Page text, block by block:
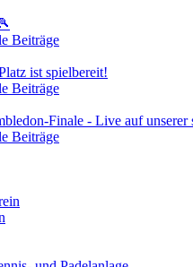
Beiträge
ist spielbereit!
Beiträge
Finale - Live auf unserer
Beiträge